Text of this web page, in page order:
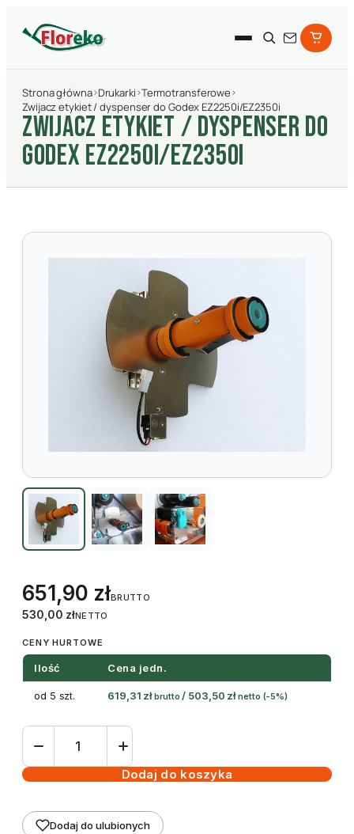
Strona główna›Drukarki›Termotransferowe›
Zwijacz etykiet / dyspenser do Godex EZ2250i/EZ2350i
ZWIJACZ ETYKIET / DYSPENSER DO
GODEX EZ2250I/EZ2350I
651,90 złBRUTTO
530,00 złNETTO
CENY HURTOWE
Ilość Cena jedn.
od 5 szt. 619,31 zł brutto / 503,50 zł netto (-5%)
ilość
etykiet
dyspenser
Dodaj do koszyka
Dodaj do ulubionych